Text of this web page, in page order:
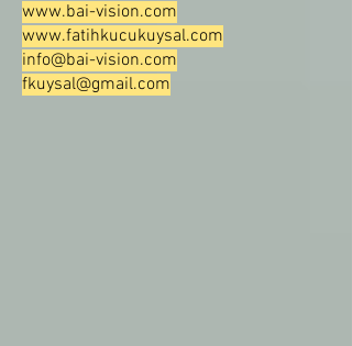
www.bai-vision.com
www.fatihkucukuysal.com
info@bai-vision.com
fkuysal@gmail.com